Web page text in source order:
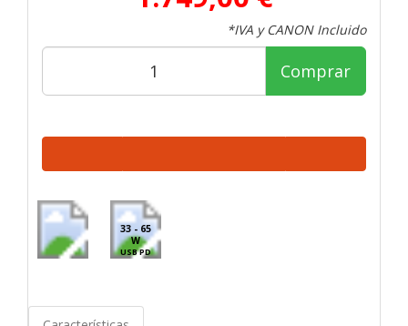
*IVA y CANON Incluido
Comprar
33 - 65
W
USB PD